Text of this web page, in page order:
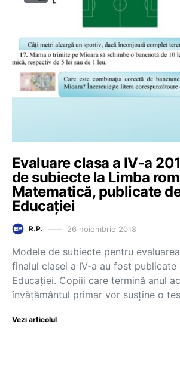
Evaluare clasa a IV-a
de subiecte la Limba
Matematică, publicate
Educației
R.P. 26 noiembrie 2018
Modele de subiecte pentru
finalul clasei a IV-a au fost publicate
Educației. Copiii care termină anul
învățământul primar vor susține o
Vezi articolul